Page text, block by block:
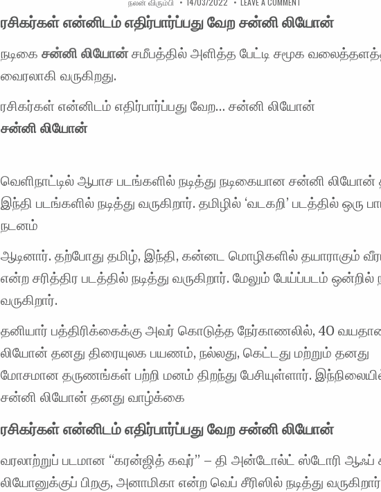
ரசிகர்கள் என்னிடம் எதிர்பார்ப்பது வேற சன்னி லியோன்
நடிகைசன்னி லியோன்சமீபத்தில் அளித்த பேட்டி சமூக
வைரலாகி வருகிறது.
ரசிகர்கள் என்னிடம் எதிர்பார்ப்பது வேற… சன்னி லியோன்
சன்னி லியோன்
வெளிநாட்டில் ஆபாச படங்களில் நடித்து நடிகையான சன்னி லியோன்
இந்தி படங்களில் நடித்து வருகிறார். தமிழில் ‘வடகறி’ படத்தில் ஒரு
நடனம்
ஆடினார். தற்போது தமிழ், இந்தி, கன்னட மொழிகளில் தயாராகும்
என்ற சரித்திர படத்தில் நடித்து வருகிறார். மேலும் பேய்ப்படம் ஒன்றில்
வருகிறார்.
தனியார் பத்திரிக்கைக்கு அவர் கொடுத்த நேர்காணலில், 40
லியோன் தனது திரையுலக பயணம், நல்லது, கெட்டது மற்றும் தனது
மோசமான தருணங்கள் பற்றி மனம் திறந்து பேசியுள்ளார்.
சன்னி லியோன் தனது வாழ்க்கை
ரசிகர்கள் என்னிடம் எதிர்பார்ப்பது வேற சன்னி லியோன்
வரலாற்றுப் படமான “கரன்ஜித் கவுர்” – தி அன்டோல்ட் ஸ்டோரி ஆஃப்
லியோனுக்குப் பிறகு, அனாமிகா என்ற வெப் சீரிஸில் நடித்து